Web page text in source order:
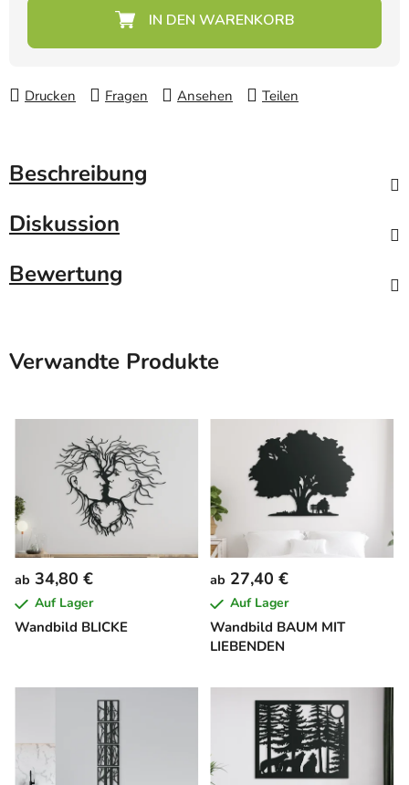
Drucken Fragen Ansehen Teilen
Beschreibung
Diskussion
Bewertung
Verwandte Produkte
Wandbild BLICKE
ab 34,80 €
Auf Lager
Wandbild BAUM MIT
LIEBENDEN
ab 27,40 €
Auf Lager